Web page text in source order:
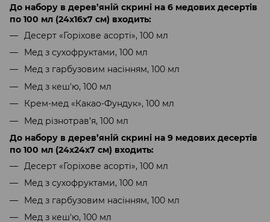
До набору в дерев’яній скрині на 6 медових десертів
по 100 мл (24х16х7 см) входить:
Десерт «Горіхове асорті», 100 мл
Мед з сухофруктами, 100 мл
Мед з гарбузовим насінням, 100 мл
Мед з кеш'ю, 100 мл
Крем-мед «Какао-Фундук», 100 мл
Мед різнотрав’я, 100 мл
До набору в дерев’яній скрині на 9 медових десертів
по 100 мл (24х24х7 см) входить:
Десерт «Горіхове асорті», 100 мл
Мед з сухофруктами, 100 мл
Мед з гарбузовим насінням, 100 мл
Мед з кеш'ю, 100 мл